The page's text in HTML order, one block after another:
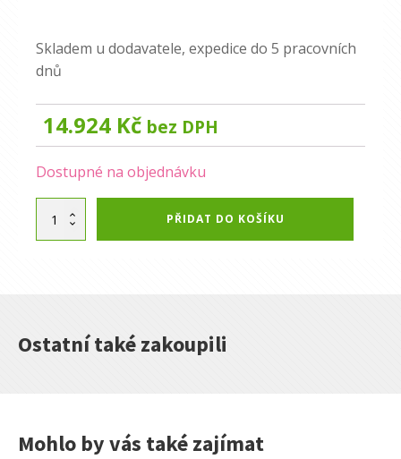
Skladem u dodavatele, expedice do 5 pracovních
dnů
14.924 Kč bez DPH
Dostupné na objednávku
Nosná
PŘIDAT DO KOŠÍKU
Alternative:
Ostatní také zakoupili
Mohlo by vás také zajímat